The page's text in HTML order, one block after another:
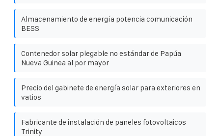
Almacenamiento de energía potencia comunicación
BESS
Contenedor solar plegable no estándar de Papúa
Nueva Guinea al por mayor
Precio del gabinete de energía solar para exteriores en
vatios
Fabricante de instalación de paneles fotovoltaicos
Trinity